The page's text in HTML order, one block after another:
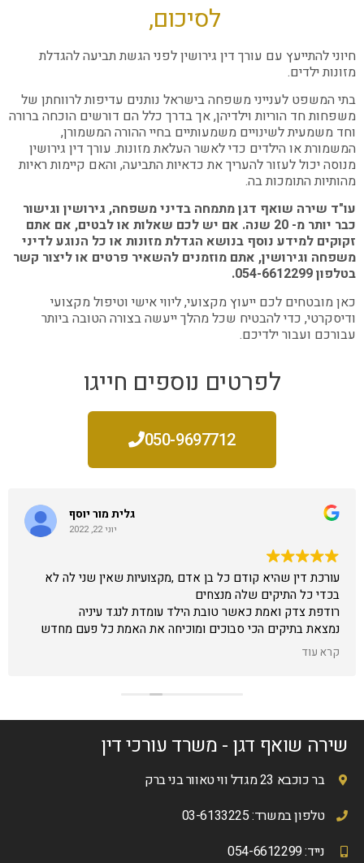
לסיכום,
חיוני להתייעץ עם עורך דין גירושין לפני הגשת תביעה להגדלת
מזונות ילדים.
בתי המשפט לענייני משפחה בישראל נותנים עדיפות לרווחתן של
משפחות חד הוריות וילדיהן, אך בדרך כלל הם דורשים הוכחה ברורה
וחד משמעית לשינויים משמעותיים בחיי ההורה המשמורן,
המשמורת או הילדים כדי לאשר העלאת מזונות. עורך דין גירושין
מנוסה יכול לעזור להעריך את כדאיות התביעה, והאם קיימות ראיות
מהותיות התומכות בה.
עו"ד שירה שואף דגן מתמחה בדיני משפחה, גירושין וגישור
כבר יותר מ- 20 שנה. אם יש לכם שאלות או לבטים, אם אתם
זקוקים למידע נוסף בנושא הגדלת מזונות או כל הנוגע לדיני
משפחה וגירושין, אתם מוזמנים להשאיר פרטים או ליצור קשר
בטלפון 054-6612299.
כאן מובטחים לכם ייעוץ מקצועי, ליווי אישי וטיפול מקצועי
ודיסקרטי, כדי להבטיח שכל מהלך ייעשה בצורה הטובה ביותר
עבורכם ועבור ילדיכם.
לפרטים נוספים חייגו
050-9697712
גלית מור יוסף
יוני 22, 2022
עורכת דין שהיא קודם כל בן אדם ,מקצועיות שאין שני לה לא
בכדי כל התיקים שלה מנצחים
רודפת צדק ואמת כאשר טובת הילד עומדת לנגד עיניה
נמצאת בתיקים הכי סבוכים ומוכיחה את האמת כל פעם מחדש
באומץ וחוכמה עושה את הבלתי ייאמן
קרא עוד
שירה שואף דגן - משרד עורכי דין
בר כוכבא 23 מגדל ווי טאוור בני ברק
טלפון במשרד: 03-6133225
נייד: 054-6612299